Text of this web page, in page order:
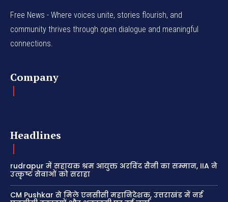
Free News - Where voices unite, stories flourish, and
community thrives through open dialogue and meaningful
connections.
Company
Headlines
rudrapur में सहायक श्रम आयुक्त अरविंद सैनी का सम्मान, IIA ने
उत्कृष्ट सेवाओं को सराहा
CM Pushkar से मिले एनसीसी महानिदेशक, उत्तराखंड में नई